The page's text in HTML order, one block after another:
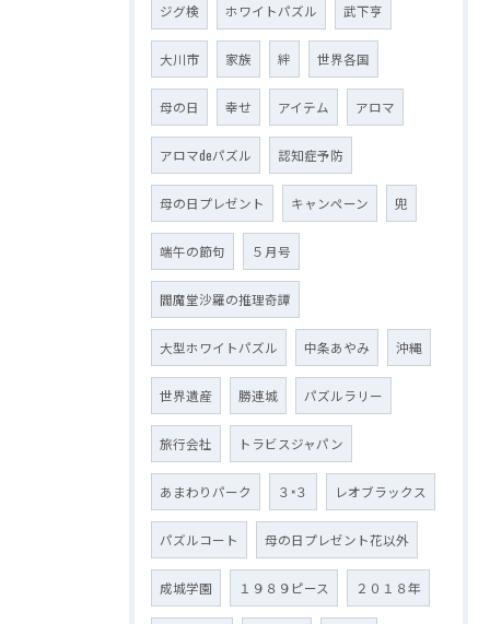
ジグ検 ホワイトパズル 武下亨
大川市 家族 絆 世界各国
母の日 幸せ アイテム アロマ
アロマdeパズル 認知症予防
母の日プレゼント キャンペーン 兜
端午の節句 ５月号
閻魔堂沙羅の推理奇譚
大型ホワイトパズル 中条あやみ 沖縄
世界遺産 勝連城 パズルラリー
旅行会社 トラビスジャパン
あまわりパーク ３×３ レオブラックス
パズルコート 母の日プレゼント花以外
成城学園 １９８９ピース ２０１８年